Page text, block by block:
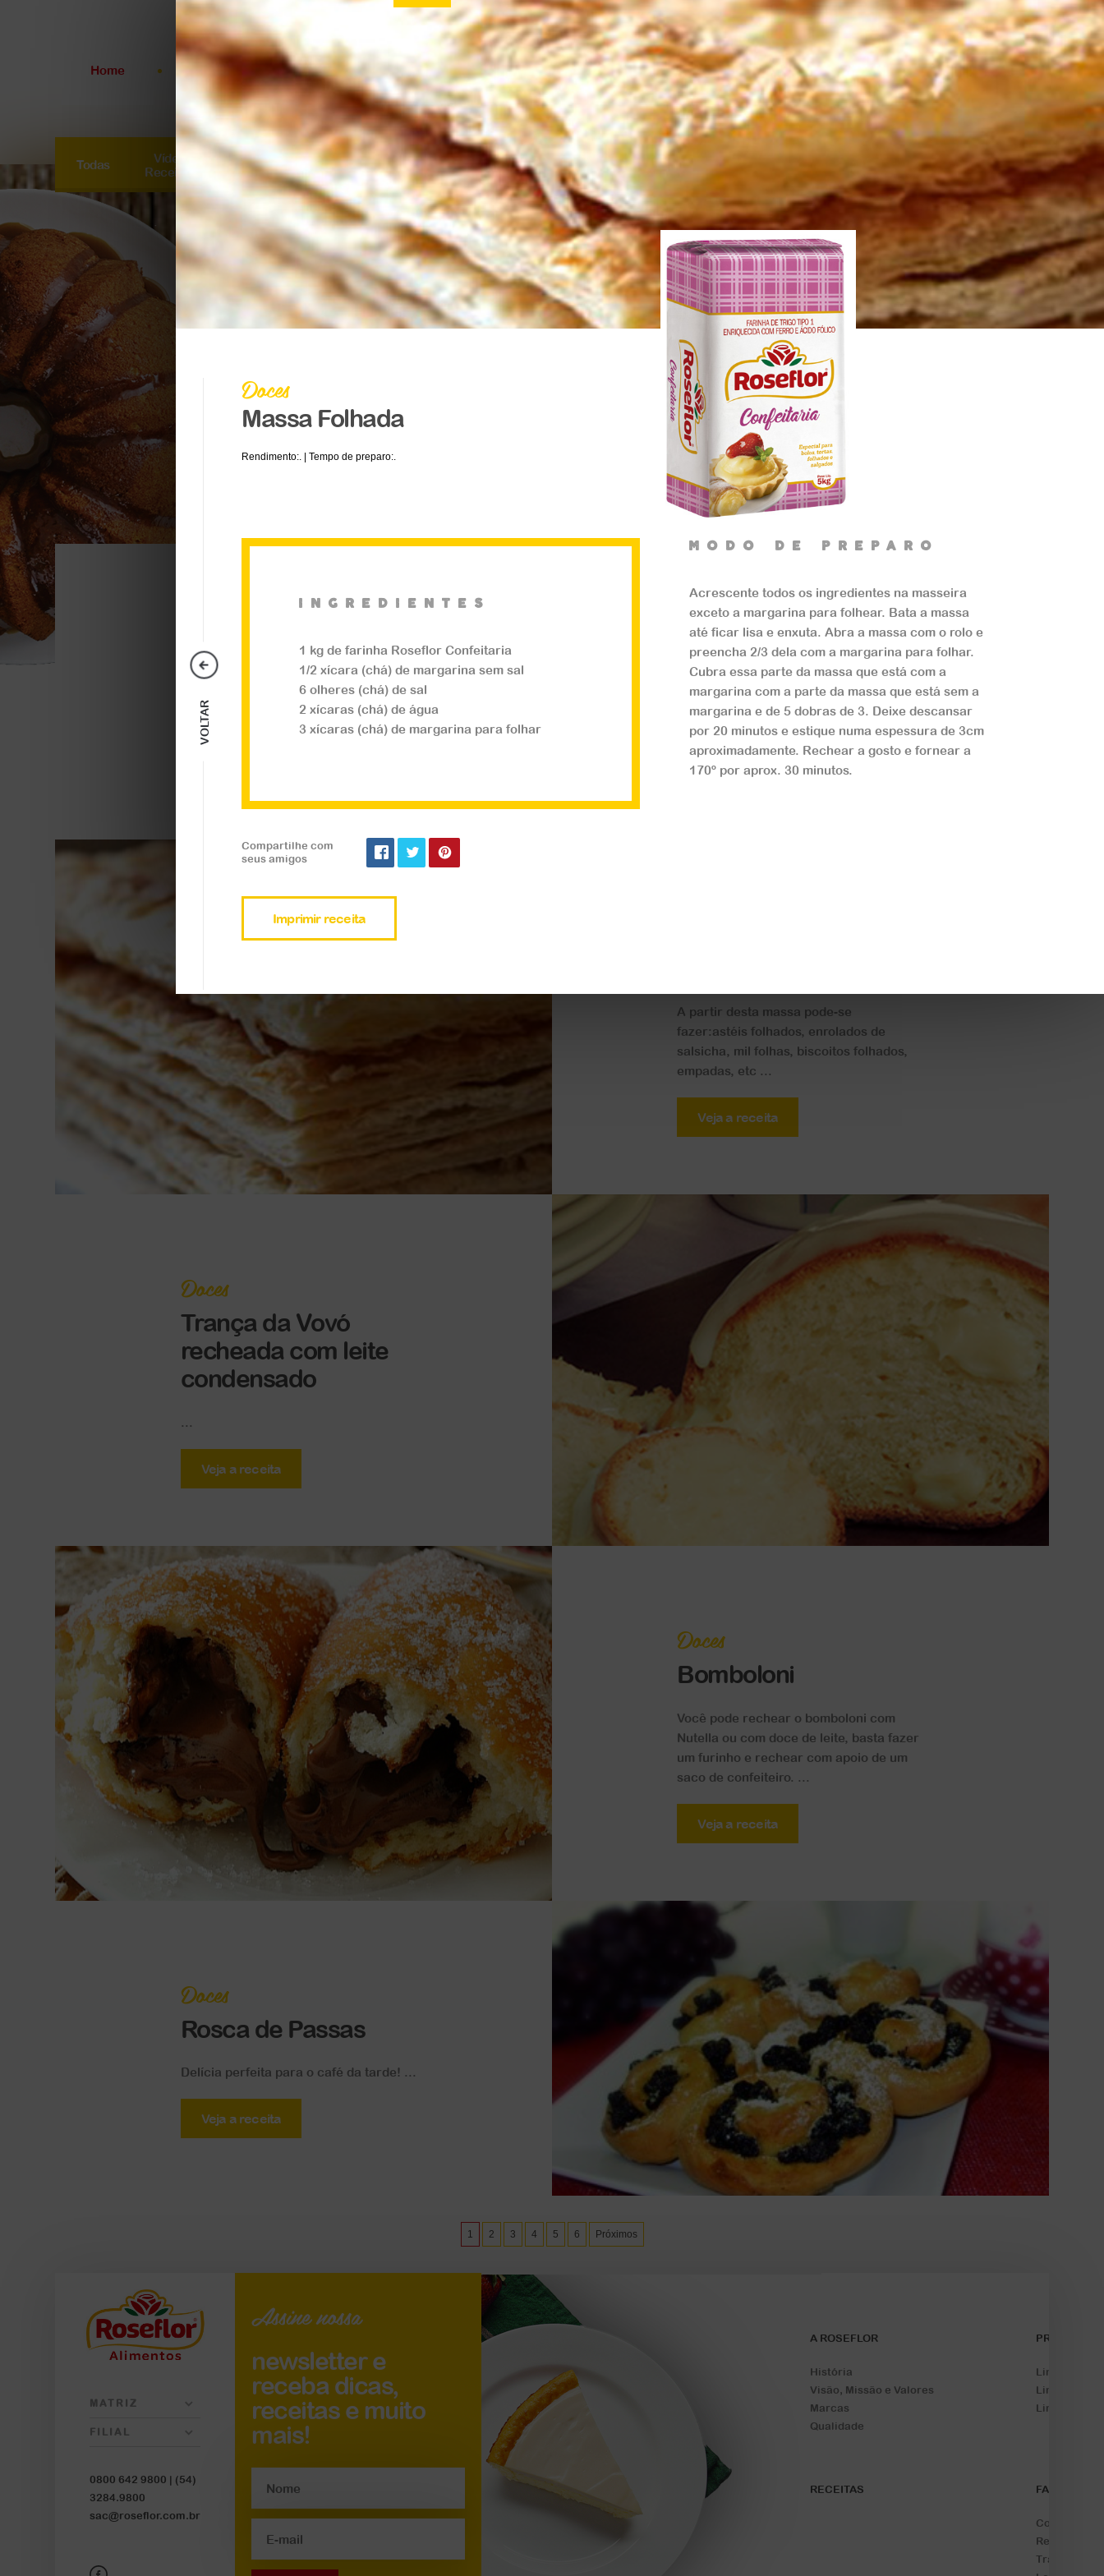
Home A Roseflor Produtos
Linha
Doméstica
Linha
Panificação
Linha
Industrial
Receitas Fale Conosco
DOces
Todas
Vídeo
Receitas
Cucas Doces Coberturas Massas Biscoitos Bolos Pães Integral Dicas
Rocambole
A partir desta massa pode-se
fazer:astéis folhados, enrolados de
salsicha, mil folhas, biscoitos folhados,
empadas, etc ...
Veja a receita
Doces
Trança da Vovó
recheada com leite
condensado
...
Veja a receita
Doces
Bomboloni
Você pode rechear o bomboloni com
Nutella ou com doce de leite, basta fazer
um furinho e rechear com apoio de um
saco de confeiteiro. ...
Veja a receita
Doces
Rosca de Passas
Delícia perfeita para o café da tarde! ...
Veja a receita
1 2 3 4 5 6 Próximos
VOLTAR
Doces
Massa Folhada
Rendimento:. | Tempo de preparo:.
ingredientes
1 kg de farinha Roseflor Confeitaria
1/2 xícara (chá) de margarina sem sal
6 olheres (chá) de sal
2 xícaras (chá) de água
3 xícaras (chá) de margarina para folhar
Compartilhe com
seus amigos
Imprimir receita
mOdO de preparO
Acrescente todos os ingredientes na masseira
exceto a margarina para folhear. Bata a massa
até ficar lisa e enxuta. Abra a massa com o rolo e
preencha 2/3 dela com a margarina para folhar.
Cubra essa parte da massa que está com a
margarina com a parte da massa que está sem a
margarina e de 5 dobras de 3. Deixe descansar
por 20 minutos e estique numa espessura de 3cm
aproximadamente. Rechear a gosto e fornear a
170º por aprox. 30 minutos.
MATRIZ
FILIAL
0800 642 9800 | (54)
3284.9800
sac@roseflor.com.br
Assine nossa
newsletter e
receba dicas,
receitas e muito
mais!
A ROSEFLOR
História
Visão, Missão e Valores
Marcas
Qualidade
PRODUTOS
Linha
Linha
Linha
RECEITAS FALE
Contate-nos
Trabalhe